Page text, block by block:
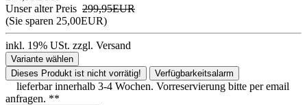
Unser alter Preis 299,95EUR
(Sie sparen 25,00EUR)
inkl. 19% USt. zzgl. Versand
Variante wählen
Dieses Produkt ist nicht vorrätig!
Verfügbarkeitsalarm
lieferbar innerhalb 3-4 Wochen. Vorreservierung bitte per email
anfragen. **